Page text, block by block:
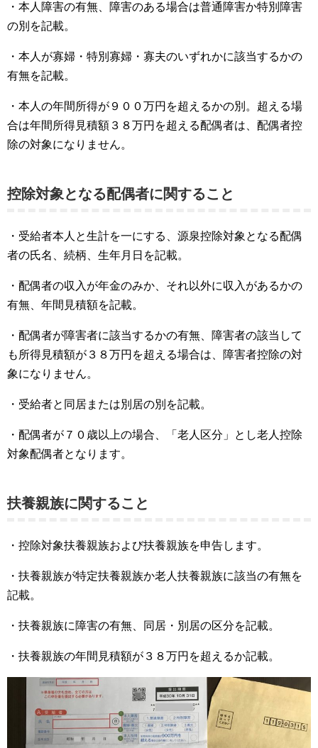
・本人障害の有無、障害のある場合は普通障害か特別障害
の別を記載。
・本人が寡婦・特別寡婦・寡夫のいずれかに該当するかの
有無を記載。
・本人の年間所得が９００万円を超えるかの別。超える場
合は年間所得見積額３８万円を超える配偶者は、配偶者控
除の対象になりません。
控除対象となる配偶者に関すること
・受給者本人と生計を一にする、源泉控除対象となる配偶
者の氏名、続柄、生年月日を記載。
・配偶者の収入が年金のみか、それ以外に収入があるかの
有無、年間見積額を記載。
・配偶者が障害者に該当するかの有無、障害者の該当して
も所得見積額が３８万円を超える場合は、障害者控除の対
象になりません。
・受給者と同居または別居の別を記載。
・配偶者が７０歳以上の場合、「老人区分」とし老人控除
対象配偶者となります。
扶養親族に関すること
・控除対象扶養親族および扶養親族を申告します。
・扶養親族が特定扶養親族か老人扶養親族に該当の有無を
記載。
・扶養親族に障害の有無、同居・別居の区分を記載。
・扶養親族の年間見積額が３８万円を超えるか記載。